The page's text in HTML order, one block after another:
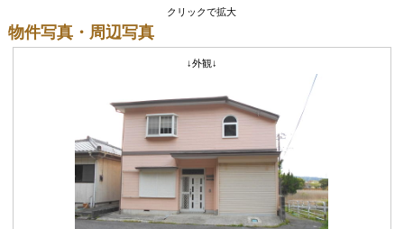
クリックで拡大
物件写真・周辺写真
↓外観↓